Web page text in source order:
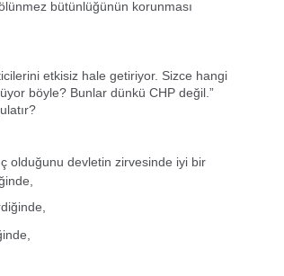
bütünlüğünün korunması
etkisiz hale getiriyor. Sizce hangi
böyle? Bunlar dünkü CHP değil.”
olduğunu devletin zirvesinde iyi bir